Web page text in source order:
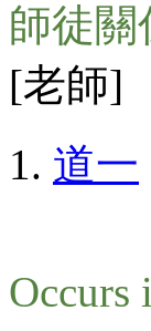
師徒關
[老師]
道一
Occurs